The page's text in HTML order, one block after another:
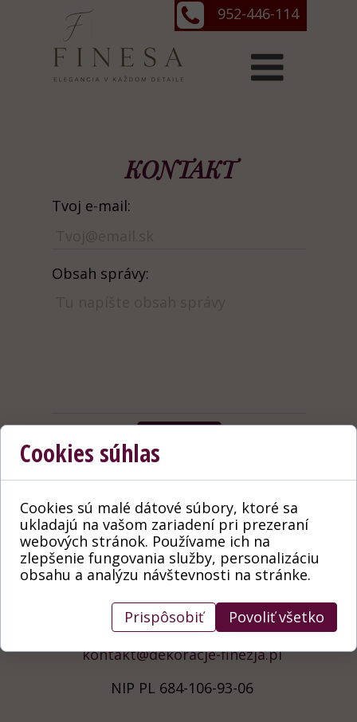
952-446-114
Tvoj e-mail:
Obsah správy:
KONTAKT
KONTAKT
Finezja Štúdio
952-446-114
kontakt@dekoracje-finezja.pl
NIP PL 684-106-93-06
Cookies súhlas
Cookies sú malé dátové súbory, ktoré sa
ukladajú na vašom zariadení pri prezeraní
webových stránok. Používame ich na
zlepšenie fungovania služby, personalizáciu
obsahu a analýzu návštevnosti na stránke.
Prispôsobiť Povoliť všetko